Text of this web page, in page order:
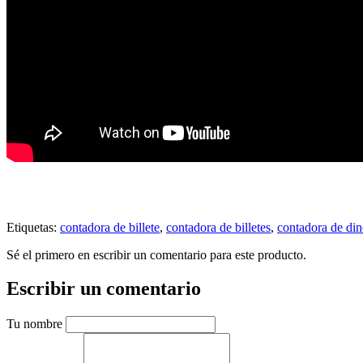
Etiquetas: contadora de billete, contadora de billetes, contadora de
Sé el primero en escribir un comentario para este producto.
Escribir un comentario
Tu nombre